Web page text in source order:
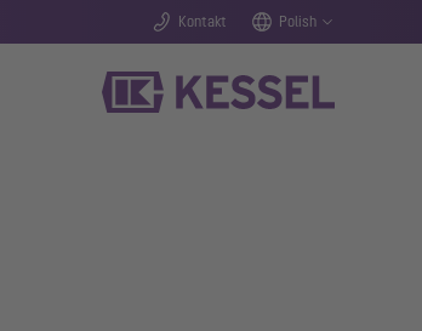
Kontakt Polish